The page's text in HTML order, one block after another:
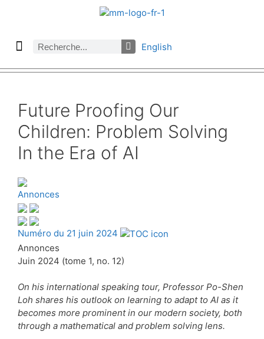
English
Future Proofing Our
Children: Problem Solving
In the Era of AI
Annonces
Numéro du 21 juin 2024
Annonces
Juin 2024 (tome 1, no. 12)
On his international speaking tour, Professor Po-Shen
Loh shares his outlook on learning to adapt to AI as it
becomes more prominent in our modern society, both
through a mathematical and problem solving lens.